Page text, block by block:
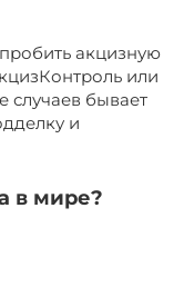
акцизную
или
случаев бывает
и
в мире?